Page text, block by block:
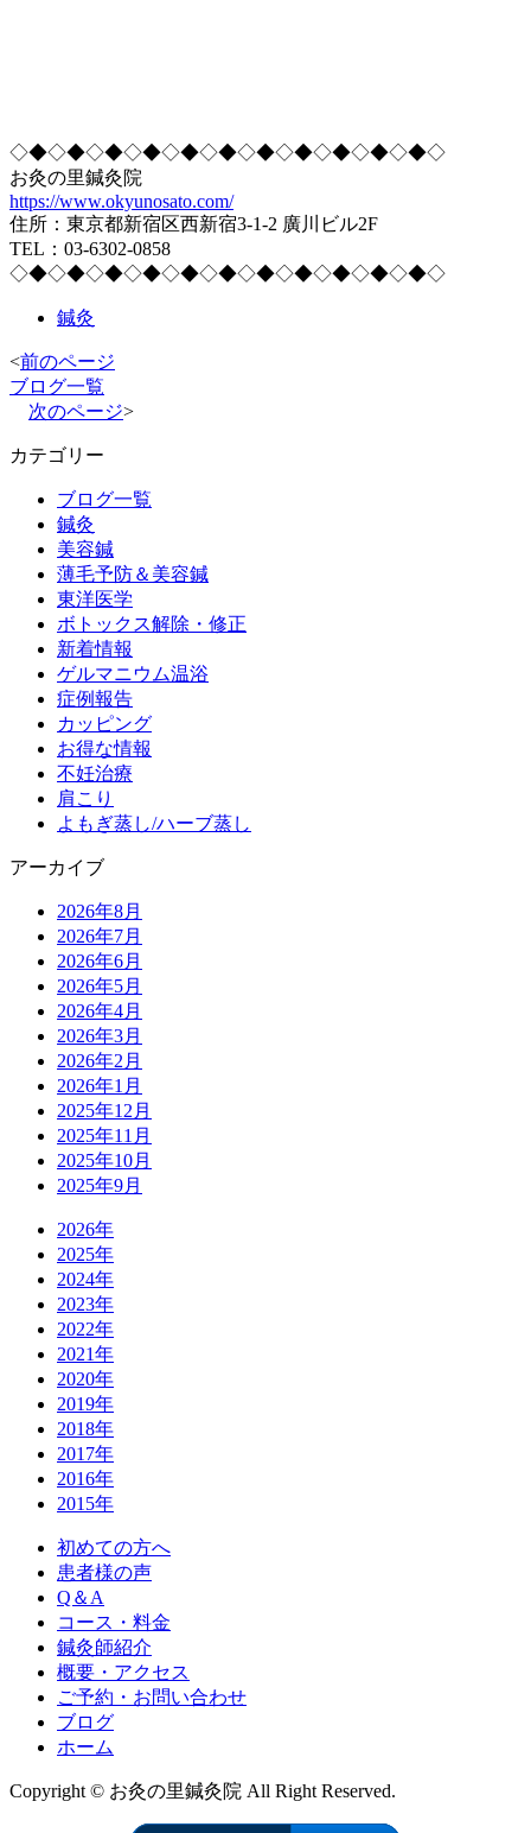
◇◆◇◆◇◆◇◆◇◆◇◆◇◆◇◆◇◆◇◆◇◆◇
お灸の里鍼灸院
https://www.okyunosato.com/
住所：東京都新宿区西新宿3-1-2 廣川ビル2F
TEL：03-6302-0858
◇◆◇◆◇◆◇◆◇◆◇◆◇◆◇◆◇◆◇◆◇◆◇
鍼灸
<前のページ
ブログ一覧
次のページ>
カテゴリー
ブログ一覧
鍼灸
美容鍼
薄毛予防＆美容鍼
東洋医学
ボトックス解除・修正
新着情報
ゲルマニウム温浴
症例報告
カッピング
お得な情報
不妊治療
肩こり
よもぎ蒸し/ハーブ蒸し
アーカイブ
2026年8月
2026年7月
2026年6月
2026年5月
2026年4月
2026年3月
2026年2月
2026年1月
2025年12月
2025年11月
2025年10月
2025年9月
2026年
2025年
2024年
2023年
2022年
2021年
2020年
2019年
2018年
2017年
2016年
2015年
初めての方へ
患者様の声
Q＆A
コース・料金
鍼灸師紹介
概要・アクセス
ご予約・お問い合わせ
ブログ
ホーム
Copyright © お灸の里鍼灸院 All Right Reserved.